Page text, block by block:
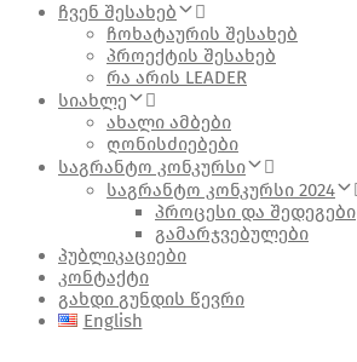
ჩვენ შესახებ
ჩოხატაურის შესახებ
პროექტის შესახებ
რა არის LEADER
სიახლე
ახალი ამბები
ღონისძიებები
საგრანტო კონკურსი
საგრანტო კონკურსი 2024
პროცესი და შედეგები
გამარჯვებულები
პუბლიკაციები
კონტაქტი
გახდი გუნდის წევრი
English